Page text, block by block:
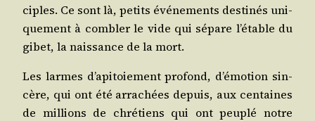
ciples. Ce sont là, petits évé­ne­ments des­ti­nés uni­
que­ment à com­bler le vide qui sépare l’étable du
gibet, la nais­sance de la mort.
Les larmes d’apitoiement pro­fond, d’émotion sin­
cère, qui ont été arra­chées depuis, aux cen­taines
de mil­lions de chré­tiens qui ont peu­plé notre